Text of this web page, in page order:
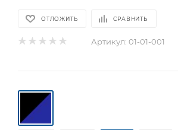
ОТЛОЖИТЬ СРАВНИТЬ
Артикул: 01-01-001